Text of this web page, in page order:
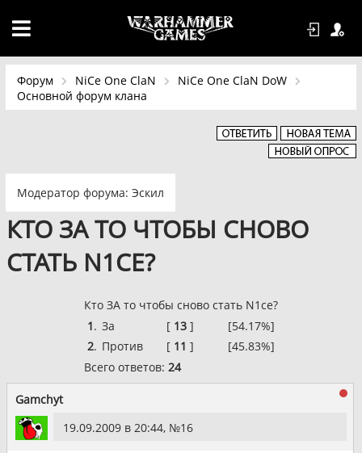
Форум NiCe One ClaN
NiCe One ClaN DoW
Основной форум клана
Модератор форума: Эскил
КТО ЗА ТО ЧТОБЫ СНОВО
СТАТЬ N1CE?
Кто ЗА то чтобы сново стать N1ce?
1. За [ 13]
[54.17%]
2. Против [ 11 ]
[45.83%]
Всего ответов: 24
Gamchyt
19.09.2009 в 20:44, №16